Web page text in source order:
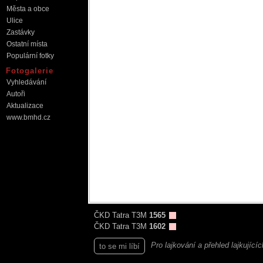
ČKD Tatra T3M 1565
ČKD Tatra T3M 1602
to se mi líbí Pro lajkování a přehled
Města a obce
Ulice
Zastávky
Ostatní místa
Populární fotky
Fotogalerie
Vyhledávání
Autoři
Aktualizace
www.bmhd.cz